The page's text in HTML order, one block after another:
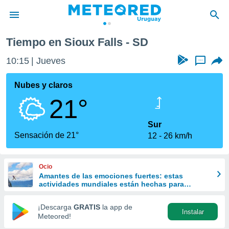
de
ha
calidad.
a este
las
y
forma
digital
basada
Tiempo en Sioux Falls - SD
10:15 Jueves ...
Nubes y claros
21°
Sensación de 21°
Sur
12
26 km/h
Ocio
Amantes de las emociones fuertes: estas
actividades mundiales están hechas para
¡Descarga GRATIS la app de
Meteored!
Instalar